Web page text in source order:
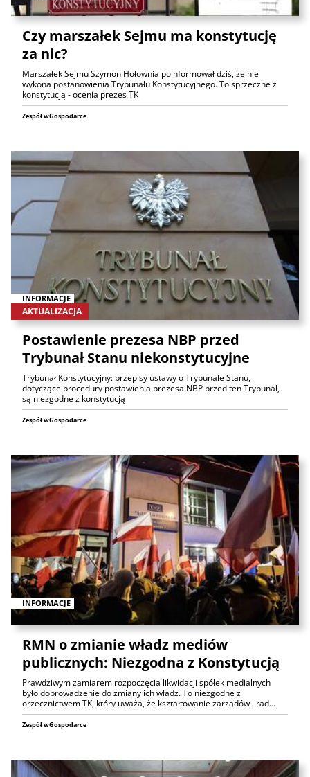
Czy marszałek Sejmu ma konstytucję
za nic?
Marszałek Sejmu Szymon Hołownia poinformował dziś, że nie
wykona postanowienia Trybunału Konstytucyjnego. To sprzeczne z
konstytucją - ocenia prezes TK
Zespół wGospodarce
INFORMACJE
AKTUALIZACJA
Postawienie prezesa NBP przed
Trybunał Stanu niekonstytucyjne
Trybunał Konstytucyjny: przepisy ustawy o Trybunale Stanu,
dotyczące procedury postawienia prezesa NBP przed ten Trybunał,
są niezgodne z konstytucją
Zespół wGospodarce
INFORMACJE
RMN o zmianie władz mediów
publicznych: Niezgodna z Konstytucją
Prawdziwym zamiarem rozpoczęcia likwidacji spółek medialnych
było doprowadzenie do zmiany ich władz. To niezgodne z
orzecznictwem TK, który uważa, że kształtowanie zarządów i rad…
Zespół wGospodarce